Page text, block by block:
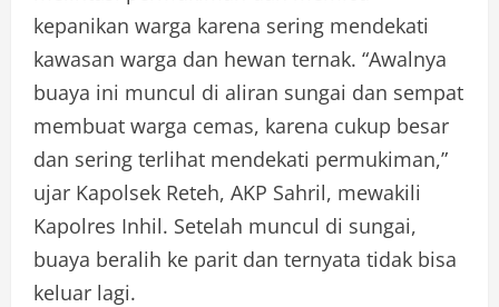
kepanikan warga karena sering mendekati
kawasan warga dan hewan ternak. “Awalnya
buaya ini muncul di aliran sungai dan sempat
membuat warga cemas, karena cukup besar
dan sering terlihat mendekati permukiman,”
ujar Kapolsek Reteh, AKP Sahril, mewakili
Kapolres Inhil. Setelah muncul di sungai,
buaya beralih ke parit dan ternyata tidak bisa
keluar lagi.